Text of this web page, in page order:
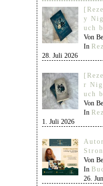
y
uch
Von
In
28. Juli 2026
r
uch
Von
In
1. Juli 2026
Von
In
26.